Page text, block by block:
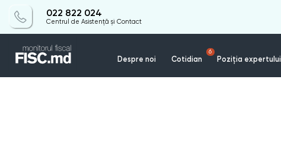
022 822 024
Centrul de Asistență și Contact
Despre noi Cotidian
6
Poziția expertului